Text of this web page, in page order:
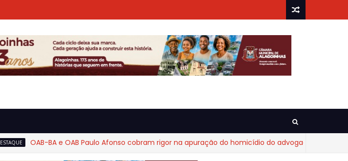
OAB-BA e OAB Paulo Afonso cobram rigor na apuração do homicídio do advogado Diego Fraga de